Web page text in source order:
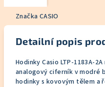
Značka CASIO
Detailní popis
Hodinky Casio LTP-1183A-
analogový ciferník v modré
hodinky s kovovým tělem a